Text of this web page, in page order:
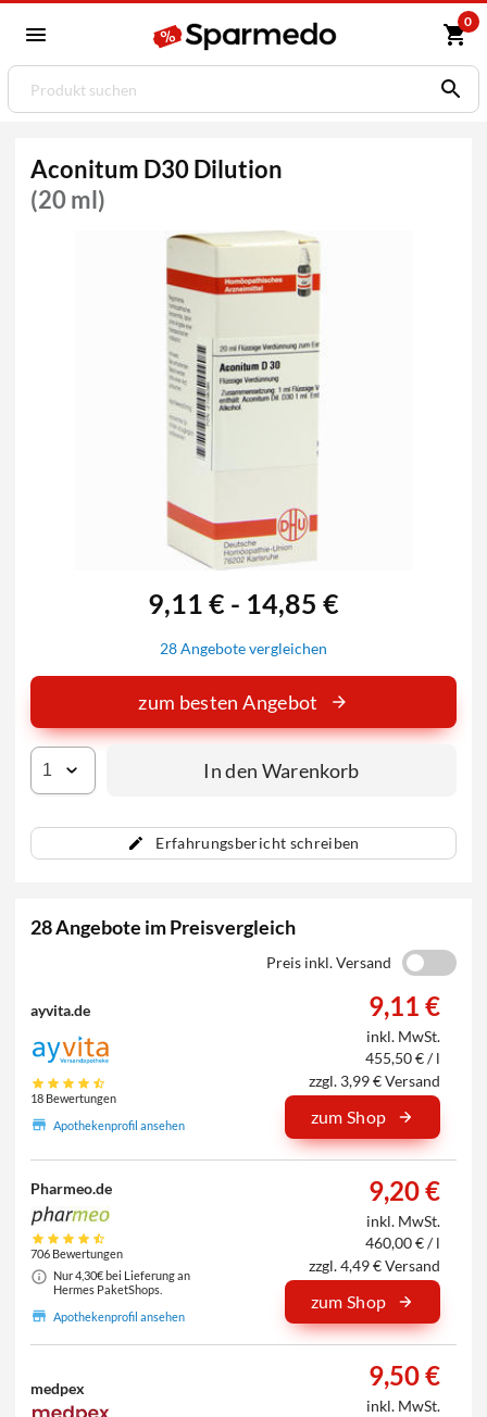
0
Aconitum D30 Dilution
(20 ml)
Erfahrungsbericht schreiben
9,11 € - 14,85 €
28 Angebote vergleichen
zum besten Angebot
In den Warenkorb
28 Angebote im Preisvergleich
Preis inkl. Versand
ayvita.de
18 Bewertungen
Apothekenprofil ansehen
9,11 €
inkl. MwSt.
455,50 € / l
zzgl. 3,99 € Versand
zum Shop
Pharmeo.de
706 Bewertungen
Nur 4,30€ bei Lieferung an
Hermes PaketShops.
Apothekenprofil ansehen
9,20 €
inkl. MwSt.
460,00 € / l
zzgl. 4,49 € Versand
zum Shop
medpex 9,50 €
inkl. MwSt.